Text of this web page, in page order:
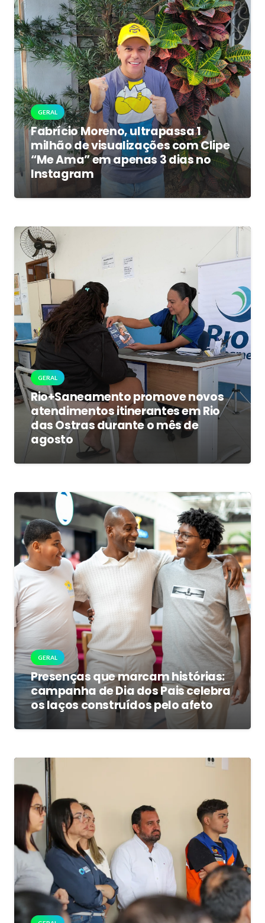
GERAL
Fabrício Moreno, ultrapassa 1
milhão de visualizações com Clipe
“Me Ama” em apenas 3 dias no
Instagram
GERAL
Rio+Saneamento promove novos
atendimentos itinerantes em Rio
das Ostras durante o mês de
agosto
GERAL
Presenças que marcam histórias:
campanha de Dia dos Pais celebra
os laços construídos pelo afeto